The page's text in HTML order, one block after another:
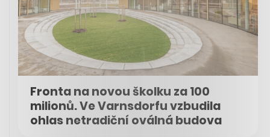
Fronta na novou školku za 100
milionů. Ve Varnsdorfu vzbudila
ohlas netradiční oválná budova